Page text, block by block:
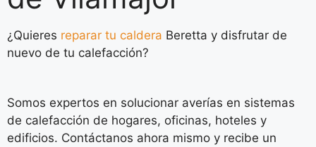
¿Quieres reparar tu caldera Beretta y disfrutar de
nuevo de tu calefacción?
Somos expertos en solucionar averías en sistemas
de calefacción de hogares, oficinas, hoteles y
edificios. Contáctanos ahora mismo y recibe un